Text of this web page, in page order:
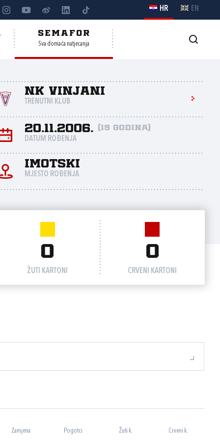
HR EN
SEMAFOR
Sva domaća natjecanja
NK Vinjani
TRENUTNI KLUB
20.11.2006. (19 godina)
DATUM ROĐENJA
Imotski
MJESTO ROĐENJA
0
ŽUTI KARTONI
0
CRVENI KARTONI
Zamjena Pogotci Žuti k. Crveni k.